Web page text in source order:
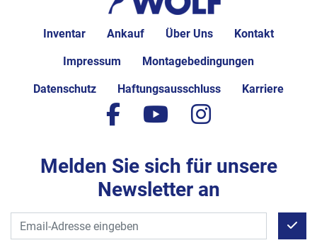
Inventar Ankauf Über Uns Kontakt
Impressum Montagebedingungen
Datenschutz Haftungsausschluss Karriere
facebook
youtubeinstagram
Melden Sie sich für unsere
Newsletter an